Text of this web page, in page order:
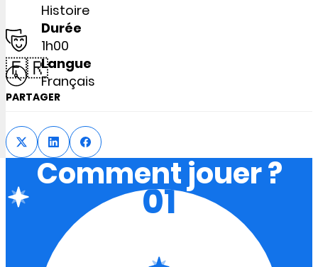
Histoire
Durée
1h00
🇫🇷Langue
Français
PARTAGER
Comment jouer ?
01